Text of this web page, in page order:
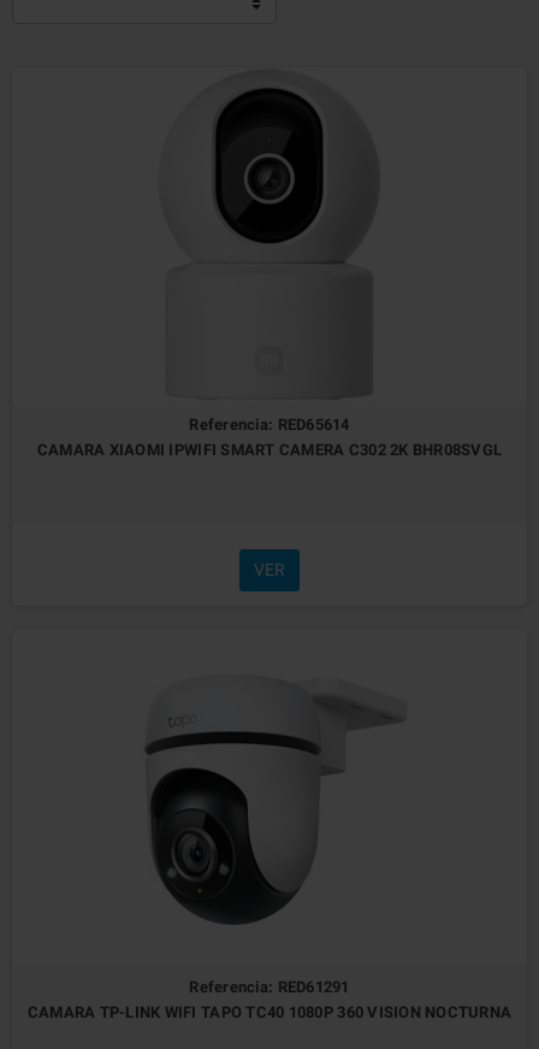
Referencia: RED65614
CAMARA XIAOMI IPWIFI SMART CAMERA C302 2K BHR08SVGL
VER
Referencia: RED61291
CAMARA TP-LINK WIFI TAPO TC40 1080P 360 VISION NOCTURNA